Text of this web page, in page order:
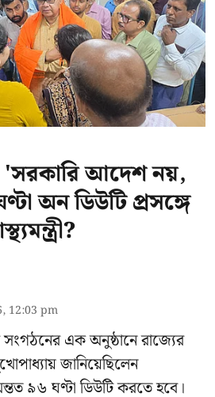
আদেশ নয়,
অন ডিউটি প্রসঙ্গে
12:03 pm
এক অনুষ্ঠানে রাজ্যের
জানিয়েছিলেন
৯৬ ঘণ্টা ডিউটি করতে হবে।